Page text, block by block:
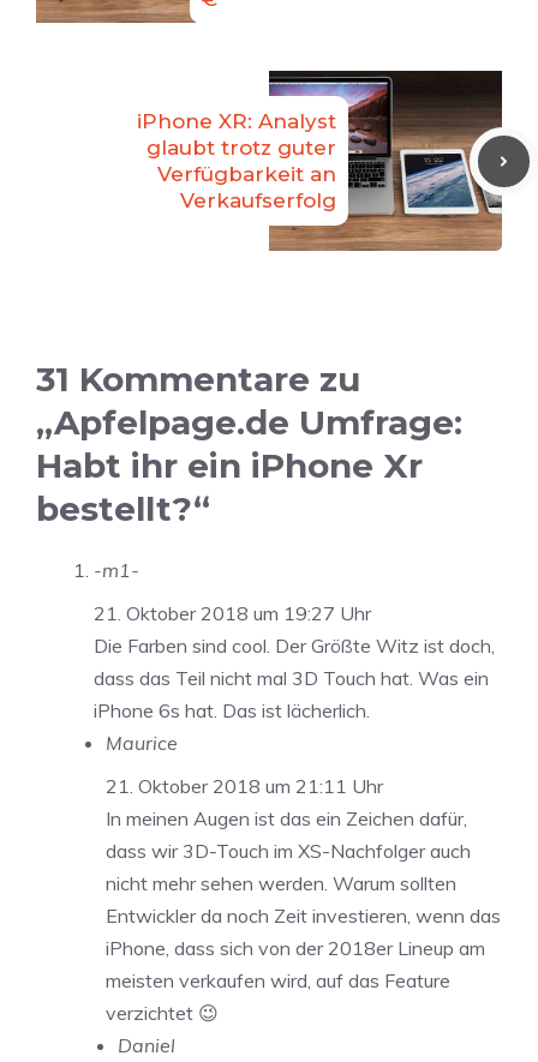
iPhone XR: Analyst
glaubt trotz guter
Verfügbarkeit an
Verkaufserfolg
31 Kommentare zu
„Apfelpage.de Umfrage:
Habt ihr ein iPhone Xr
bestellt?“
-m1-
21. Oktober 2018 um 19:27 Uhr
Die Farben sind cool. Der Größte Witz ist doch,
dass das Teil nicht mal 3D Touch hat. Was ein
iPhone 6s hat. Das ist lächerlich.
Maurice
21. Oktober 2018 um 21:11 Uhr
In meinen Augen ist das ein Zeichen dafür,
dass wir 3D-Touch im XS-Nachfolger auch
nicht mehr sehen werden. Warum sollten
Entwickler da noch Zeit investieren, wenn das
iPhone, dass sich von der 2018er Lineup am
meisten verkaufen wird, auf das Feature
verzichtet 😉
Daniel